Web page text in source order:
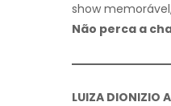
show
Não perca a
LUIZA DIONIZIO